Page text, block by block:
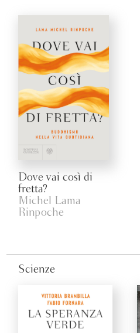
Dove vai così di
fretta?
Michel Lama
Rinpoche
Scienze